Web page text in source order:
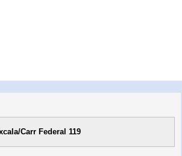
Carr Federal 119